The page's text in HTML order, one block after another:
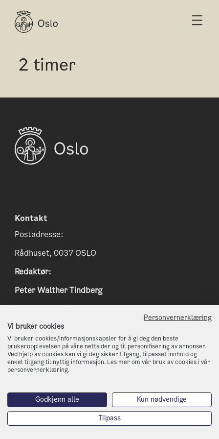
2 timer
Kontakt
Postadresse:
Rådhuset, 0037 OSLO
Redaktør:
Peter Walther Tindberg
Epost:peter.tindberg@osloskolen.no
www.klimaoslo.no
postmottak@kli.oslo.kommune.no
http://www.oslo.kommune.no
Personvernerklæring
Vi bruker cookies
Vi bruker cookies/informasjonskapsler for å gi deg den beste
brukeropplevelsen på våre nettsider og til personifisering av annonser.
Ved hjelp av cookies kan vi gi deg sikker tilgang, tilpasset innhold og
enkel tilgang til nyttig informasjon. Les mer om vår bruk av cookies i vår
personvernerklæring.
Godkjenn alle
Kun nødvendige
Tilpass